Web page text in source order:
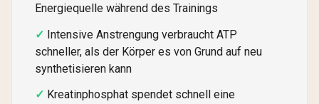
Energiequelle während des Trainings
Intensive Anstrengung verbraucht ATP
schneller, als der Körper es von Grund auf neu
synthetisieren kann
Kreatinphosphat spendet schnell eine